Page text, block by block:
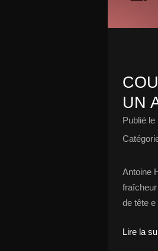
UN
Publié le
Antoine
de tête
Lire la